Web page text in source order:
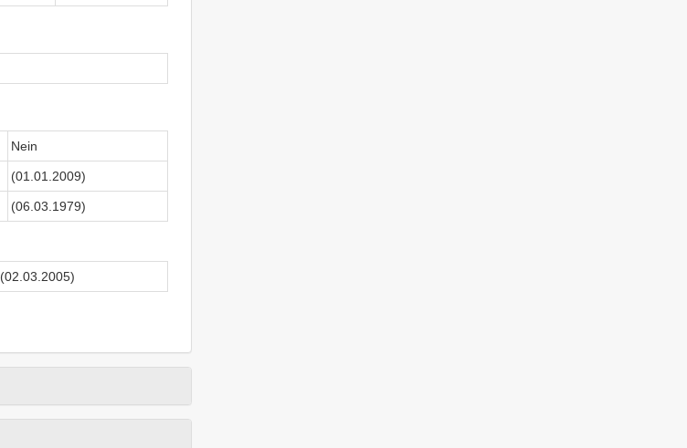
Nein
(01.01.2009)
(06.03.1979)
(02.03.2005)